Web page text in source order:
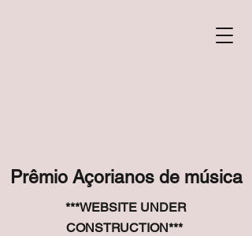
Prêmio Açorianos de música
***WEBSITE UNDER
CONSTRUCTION***